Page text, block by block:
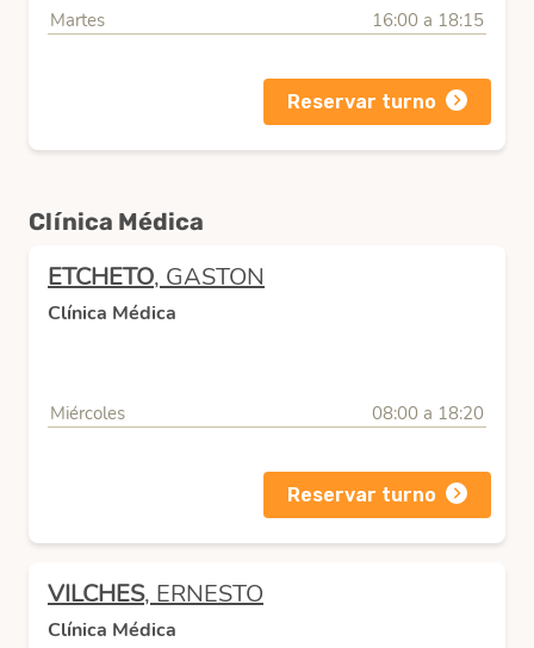
Martes 16:00 a 18:15
Reservar turno
Clínica Médica
ETCHETO, GASTON
Clínica Médica
Miércoles 08:00 a 18:20
Reservar turno
VILCHES, ERNESTO
Clínica Médica